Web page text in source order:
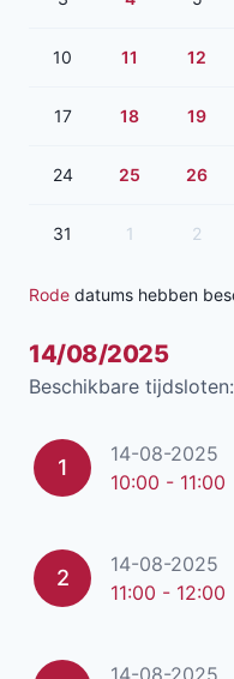
10 11 12
17 18 19
24 25 26
31 1 2
Rode datums hebben
14/08/2025
Beschikbare tijdsloten:
1
14-08-2025
10:00 - 11:00
2
14-08-2025
11:00 - 12:00
14-08-2025